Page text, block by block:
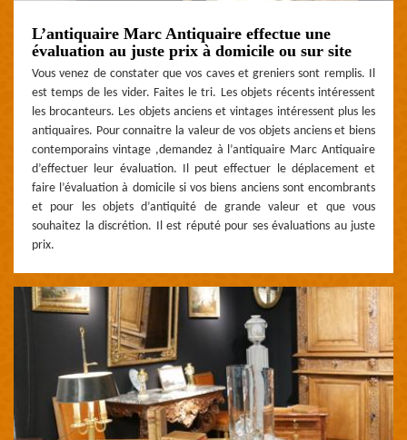
L’antiquaire Marc Antiquaire effectue une
évaluation au juste prix à domicile ou sur site
Vous venez de constater que vos caves et greniers sont remplis. Il
est temps de les vider. Faites le tri. Les objets récents intéressent
les brocanteurs. Les objets anciens et vintages intéressent plus les
antiquaires. Pour connaitre la valeur de vos objets anciens et biens
contemporains vintage ,demandez à l’antiquaire Marc Antiquaire
d’effectuer leur évaluation. Il peut effectuer le déplacement et
faire l’évaluation à domicile si vos biens anciens sont encombrants
et pour les objets d’antiquité de grande valeur et que vous
souhaitez la discrétion. Il est réputé pour ses évaluations au juste
prix.